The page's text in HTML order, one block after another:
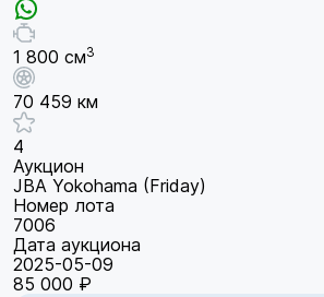
1 800 см3
70 459 км
4
Аукцион
JBA Yokohama (Friday)
Номер лота
7006
Дата аукциона
2025-05-09
85 000 ₽